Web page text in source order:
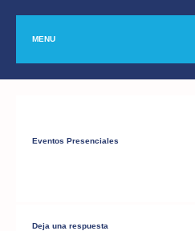
MENU
Eventos Presenciales
Deja una respuesta